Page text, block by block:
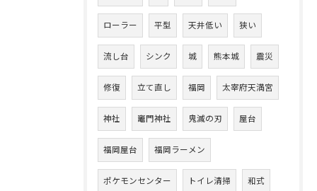
ローラー 平型 天井低い 狭い
流し台 シンク 城 熊本城 震災
修復 立て直し 福岡 太宰府天満宮
神社 竈門神社 鬼滅の刃 屋台
福岡屋台 福岡ラーメン
ポケモンセンター トイレ清掃 和式